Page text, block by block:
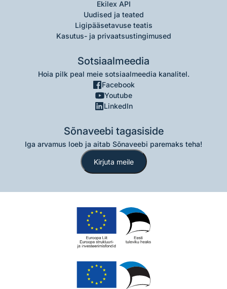
Ekilex API
Uudised ja teated
Ligipääsetavuse teatis
Kasutus- ja privaatsustingimused
Sotsiaalmeedia
Hoia pilk peal meie sotsiaalmeedia kanalitel.
Facebook
Youtube
LinkedIn
Sõnaveebi tagasiside
Iga arvamus loeb ja aitab Sõnaveebi paremaks teha!
Kirjuta meile